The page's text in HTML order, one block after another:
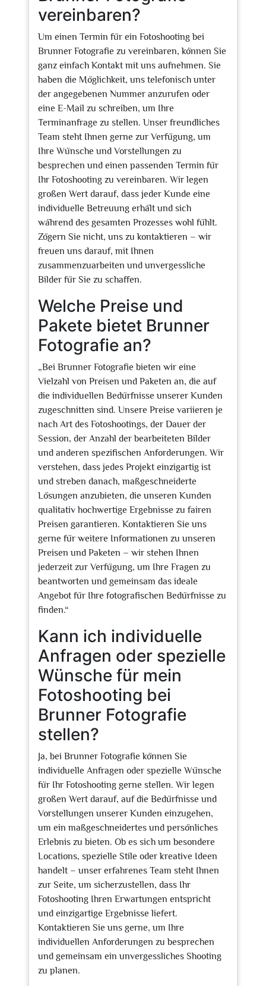
vereinbaren?
Um einen Termin für ein Fotoshooting bei
Brunner Fotografie zu vereinbaren, können Sie
ganz einfach Kontakt mit uns aufnehmen. Sie
haben die Möglichkeit, uns telefonisch unter
der angegebenen Nummer anzurufen oder
eine E-Mail zu schreiben, um Ihre
Terminanfrage zu stellen. Unser freundliches
Team steht Ihnen gerne zur Verfügung, um
Ihre Wünsche und Vorstellungen zu
besprechen und einen passenden Termin für
Ihr Fotoshooting zu vereinbaren. Wir legen
großen Wert darauf, dass jeder Kunde eine
individuelle Betreuung erhält und sich
während des gesamten Prozesses wohl fühlt.
Zögern Sie nicht, uns zu kontaktieren – wir
freuen uns darauf, mit Ihnen
zusammenzuarbeiten und unvergessliche
Bilder für Sie zu schaffen.
Welche Preise und
Pakete bietet Brunner
Fotografie an?
„Bei Brunner Fotografie bieten wir eine
Vielzahl von Preisen und Paketen an, die auf
die individuellen Bedürfnisse unserer Kunden
zugeschnitten sind. Unsere Preise variieren je
nach Art des Fotoshootings, der Dauer der
Session, der Anzahl der bearbeiteten Bilder
und anderen spezifischen Anforderungen. Wir
verstehen, dass jedes Projekt einzigartig ist
und streben danach, maßgeschneiderte
Lösungen anzubieten, die unseren Kunden
qualitativ hochwertige Ergebnisse zu fairen
Preisen garantieren. Kontaktieren Sie uns
gerne für weitere Informationen zu unseren
Preisen und Paketen – wir stehen Ihnen
jederzeit zur Verfügung, um Ihre Fragen zu
beantworten und gemeinsam das ideale
Angebot für Ihre fotografischen Bedürfnisse zu
finden.“
Kann ich individuelle
Anfragen oder spezielle
Wünsche für mein
Fotoshooting bei
Brunner Fotografie
stellen?
Ja, bei Brunner Fotografie können Sie
individuelle Anfragen oder spezielle Wünsche
für Ihr Fotoshooting gerne stellen. Wir legen
großen Wert darauf, auf die Bedürfnisse und
Vorstellungen unserer Kunden einzugehen,
um ein maßgeschneidertes und persönliches
Erlebnis zu bieten. Ob es sich um besondere
Locations, spezielle Stile oder kreative Ideen
handelt – unser erfahrenes Team steht Ihnen
zur Seite, um sicherzustellen, dass Ihr
Fotoshooting Ihren Erwartungen entspricht
und einzigartige Ergebnisse liefert.
Kontaktieren Sie uns gerne, um Ihre
individuellen Anforderungen zu besprechen
und gemeinsam ein unvergessliches Shooting
zu planen.